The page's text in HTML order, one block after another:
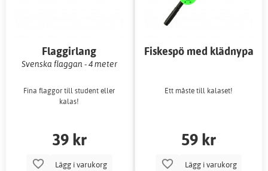
Flaggirlang
Svenska flaggan - 4 meter
Fina flaggor till student eller
kalas!
39 kr
Lägg i varukorg
Fiskespö med klädnypa
Ett måste till kalaset!
59 kr
Lägg i varukorg